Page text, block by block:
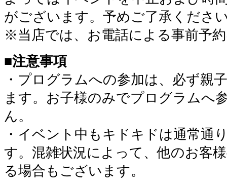
がございます。予めご了承くださ
※当店では、お電話による事前予
■注意事項
・プログラムへの参加は、必ず親
ます。お子様のみでプログラムへ
ん。
・イベント中もキドキドは通常通
す。混雑状況によって、他のお客
る場合もございます。